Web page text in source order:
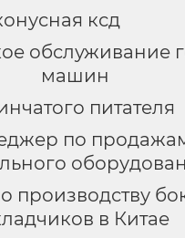
ксд
обслуживание
машин
питателя
по
производству
в Китае